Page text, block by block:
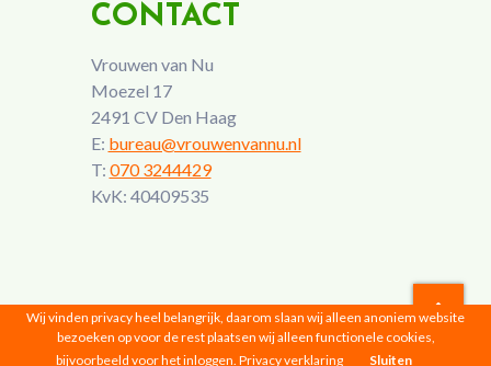
CONTACT
Vrouwen van Nu
Moezel 17
2491 CV Den Haag
E: bureau@vrouwenvannu.nl
T: 070 3244429
KvK: 40409535
Vrouwen van Nu © 2026 |Privacyverklaring
Wij vinden privacy heel belangrijk, daarom slaan wij alleen anoniem website
bezoeken op voor de rest plaatsen wij alleen functionele cookies,
bijvoorbeeld voor het inloggen. Privacy verklaring Sluiten